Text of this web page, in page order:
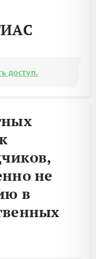
доступ.
не
в